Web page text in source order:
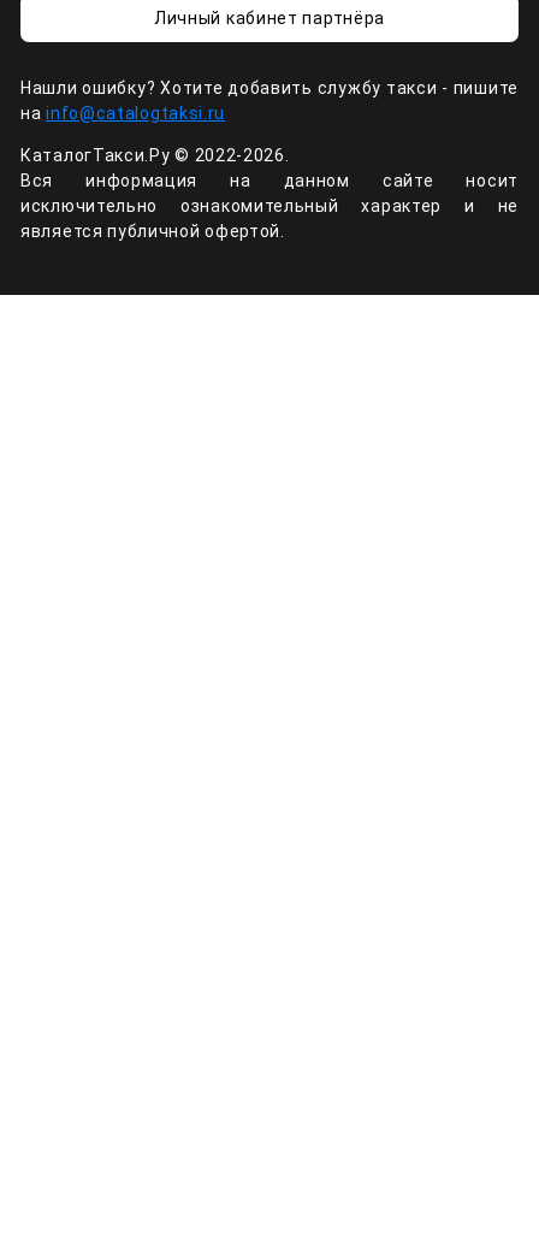
Личный кабинет партнёра
Нашли ошибку? Хотите добавить службу такси - пишите
наinfo@catalogtaksi.ru
КаталогТакси.Ру © 2022-2026.
Вся информация на данном сайте носит
исключительно ознакомительный характер и не
является публичной офертой.